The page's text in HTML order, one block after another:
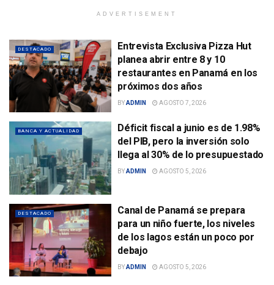
ADVERTISEMENT
DESTACADO
Entrevista Exclusiva Pizza Hut
planea abrir entre 8 y 10
restaurantes en Panamá en los
próximos dos años
BYADMIN AGOSTO 7, 2026
BANCA Y ACTUALIDAD
Déficit fiscal a junio es de 1.98%
del PIB, pero la inversión solo
llega al 30% de lo presupuestado
BYADMIN AGOSTO 5, 2026
DESTACADO
Canal de Panamá se prepara
para un niño fuerte, los niveles
de los lagos están un poco por
debajo
BYADMIN AGOSTO 5, 2026